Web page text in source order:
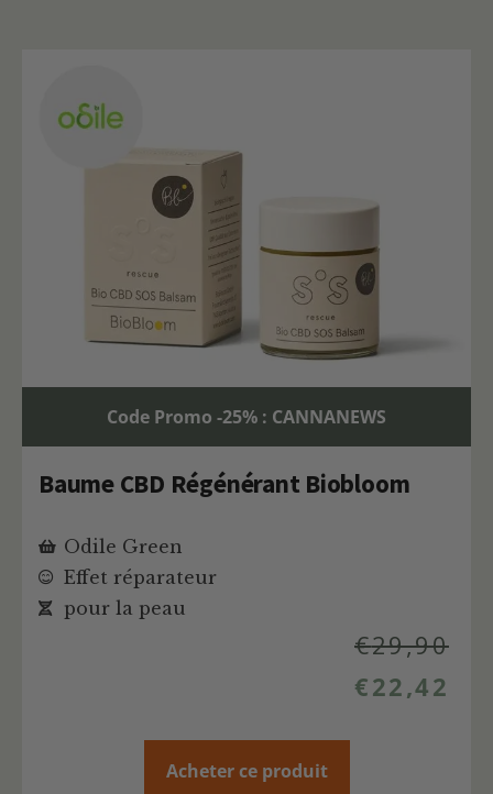
Code Promo -25% : CANNANEWS
Baume CBD Régénérant Biobloom
Odile Green
Effet réparateur
pour la peau
€29,90
€22,42
Acheter ce produit